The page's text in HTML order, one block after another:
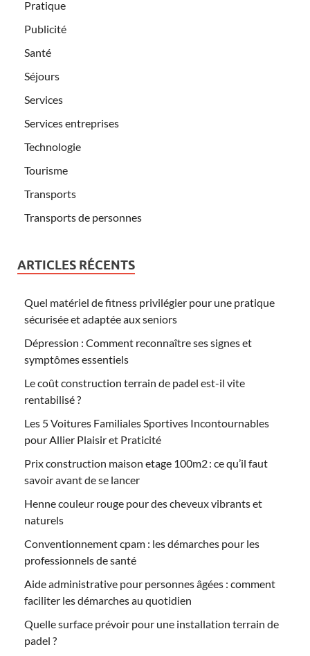
Pratique
Publicité
Santé
Séjours
Services
Services entreprises
Technologie
Tourisme
Transports
Transports de personnes
ARTICLES RÉCENTS
Quel matériel de fitness privilégier pour une pratique
sécurisée et adaptée aux seniors
Dépression : Comment reconnaître ses signes et
symptômes essentiels
Le coût construction terrain de padel est-il vite
rentabilisé ?
Les 5 Voitures Familiales Sportives Incontournables
pour Allier Plaisir et Praticité
Prix construction maison etage 100m2 : ce qu’il faut
savoir avant de se lancer
Henne couleur rouge pour des cheveux vibrants et
naturels
Conventionnement cpam : les démarches pour les
professionnels de santé
Aide administrative pour personnes âgées : comment
faciliter les démarches au quotidien
Quelle surface prévoir pour une installation terrain de
padel ?